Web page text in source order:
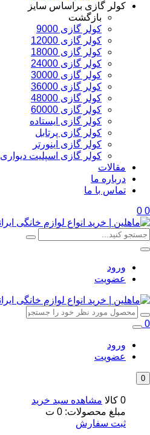
کولر گازی براساس سایز
بازگشت
کولر گازی 9000
کولر گازی 12000
کولر گازی 18000
کولر گازی 24000
کولر گازی 30000
کولر گازی 36000
کولر گازی 48000
کولر گازی 60000
کولر گازی ایستاده
کولر گازی پرتابل
کولر گازی اینورتر
کولر گازی اسپلیت دیواری
مقالات
درباره ما
تماس با ما
0
0
ورود
عضویت
0
ورود
عضویت
0
0 کالا
مشاهده سبد خرید
مبلغ محصولات: 0 ت
ثبت سفارش